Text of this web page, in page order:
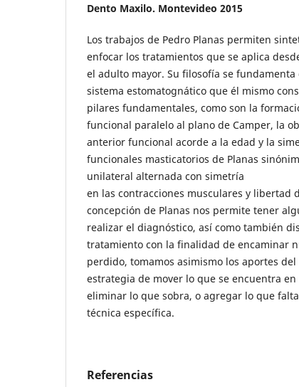
Dento Maxilo. Montevideo 2015
Los trabajos de Pedro Planas permiten
enfocar los tratamientos que se aplica
el adulto mayor. Su filosofía se
sistema estomatognático que él mismo
pilares fundamentales, como son la
funcional paralelo al plano de Camper, la
anterior funcional acorde a la edad y la
funcionales masticatorios de Planas
unilateral alternada con simetría
en las contracciones musculares y libertad
concepción de Planas nos permite tener
realizar el diagnóstico, así como también
tratamiento con la finalidad de encaminar
perdido, tomamos asimismo los aportes
estrategia de mover lo que se encuentra
eliminar lo que sobra, o agregar lo que
técnica específica.
Referencias